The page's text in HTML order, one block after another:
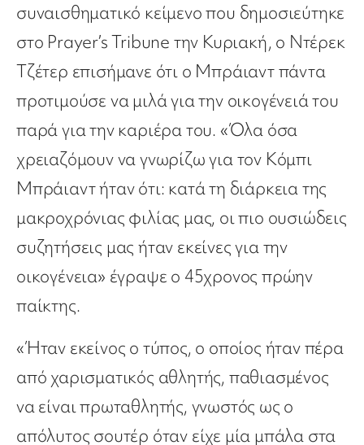
συναισθηματικό κείμενο που δημοσιεύτηκε
στο Prayer’s Tribune την Κυριακή, ο Ντέρεκ
Τζέτερ επισήμανε ότι ο Μπράιαντ πάντα
προτιμούσε να μιλά για την οικογένειά του
παρά για την καριέρα του. «Όλα όσα
χρειαζόμουν να γνωρίζω για τον Κόμπι
Μπράιαντ ήταν ότι: κατά τη διάρκεια της
μακροχρόνιας φιλίας μας, οι πιο ουσιώδεις
συζητήσεις μας ήταν εκείνες για την
οικογένεια» έγραψε ο 45χρονος πρώην
παίκτης.
«Ήταν εκείνος ο τύπος, ο οποίος ήταν πέρα
από χαρισματικός αθλητής, παθιασμένος
να είναι πρωταθλητής, γνωστός ως ο
απόλυτος σουτέρ όταν είχε μία μπάλα στα